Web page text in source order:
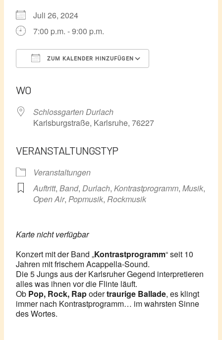
Juli 26, 2024
7:00 p.m. - 9:00 p.m.
ZUM KALENDER HINZUFÜGEN
WO
Schlossgarten Durlach
Karlsburgstraße, Karlsruhe, 76227
VERANSTALTUNGSTYP
Veranstaltungen
Auftritt, Band, Durlach, Kontrastprogramm, Musik,
Open Air, Popmusik, Rockmusik
Karte nicht verfügbar
Konzert mit der Band „Kontrastprogramm“ seit 10
Jahren mit frischem Acappella-Sound.
Die 5 Jungs aus der Karlsruher Gegend interpretieren
alles was ihnen vor die Flinte läuft.
Ob Pop, Rock, Rapodertraurige Ballade, es klingt
immer nach Kontrastprogramm… im wahrsten Sinne
des Wortes.